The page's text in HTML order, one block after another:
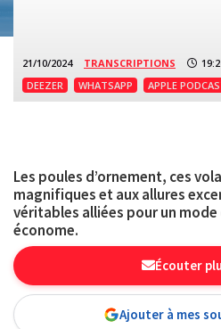
21/10/2024 TRANSCRIPTIONS
DEEZER
WHATSAPP APPLE
Les poules d’ornement, ces
magnifiques et aux allures
véritables alliées pour un
économe.
Écouter
Ajouter à mes